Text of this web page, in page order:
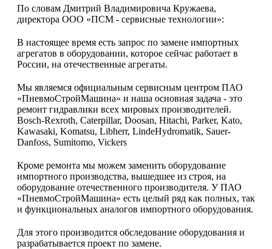
По словам Дмитрий Владимировича Кружаева,
директора ООО «ПСМ - сервисные технологии»:
В настоящее время есть запрос по замене импортных
агрегатов в оборудовании, которое сейчас работает в
России, на отечественные агрегаты.
Мы являемся официальным сервисным центром ПАО
«ПневмоСтройМашина» и наша основная задача - это
ремонт гидравлики всех мировых производителей.
Bosch-Rexroth, Caterpillar, Doosan, Hitachi, Parker, Kato,
Kawasaki, Komatsu, Libherr, LindeHydromatik, Sauer-
Danfoss, Sumitomo, Vickers
Кроме ремонта мы можем заменить оборудование
импортного производства, вышедшее из строя, на
оборудование отечественного производителя. У ПАО
«ПневмоСтройМашина» есть целый ряд как полных, так
и функциональных аналогов импортного оборудования.
Для этого производится обследование оборудования и
разрабатывается проект по замене.